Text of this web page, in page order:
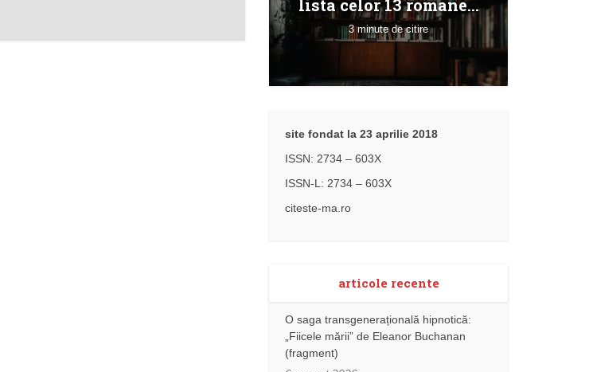
lista celor 13 romane...
3 minute de citire
site fondat la 23 aprilie 2018
ISSN: 2734 – 603X
ISSN-L: 2734 – 603X
citeste-ma.ro
articole recente
O saga transgenerațională hipnotică:
„Fiicele mării” de Eleanor Buchanan
(fragment)